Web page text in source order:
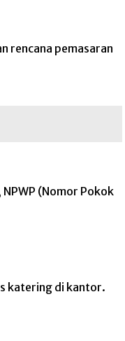
rencana pemasaran
(Nomor Pokok
katering di kantor.